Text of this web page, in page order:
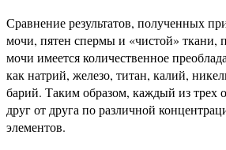
Сравнение результатов, полученных
мочи, пятен спермы и «чистой» ткани,
мочи имеется количественное
как натрий, железо, титан, калий,
барий. Таким образом, каждый из трех
друг от друга по различной
элементов.